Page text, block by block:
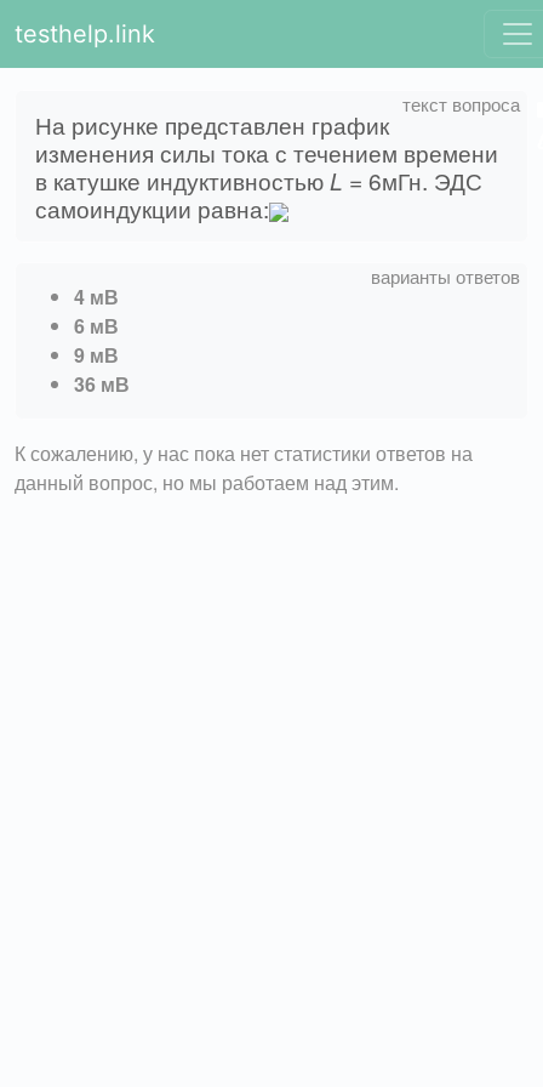
testhelp.link
На рисунке представлен график
изменения силы тока с течением времени
в катушке индуктивностью L = 6мГн. ЭДС
самоиндукции равна:
4 мВ
6 мВ
9 мВ
36 мВ
К сожалению, у нас пока нет статистики ответов на
данный вопрос, но мы работаем над этим.